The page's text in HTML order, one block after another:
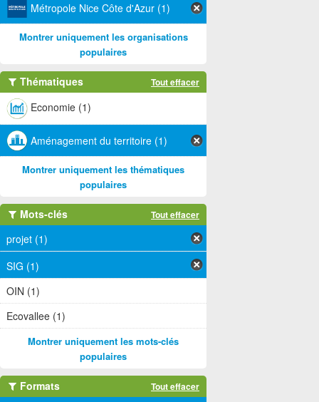
Métropole Nice Côte d'Azur (1)
Montrer uniquement les organisations
populaires
Thématiques Tout effacer
Economie (1)
Aménagement du territoire (1)
Montrer uniquement les thématiques
populaires
Mots-clés Tout effacer
projet (1)
SIG (1)
OIN (1)
Ecovallee (1)
Montrer uniquement les mots-clés
populaires
Formats Tout effacer